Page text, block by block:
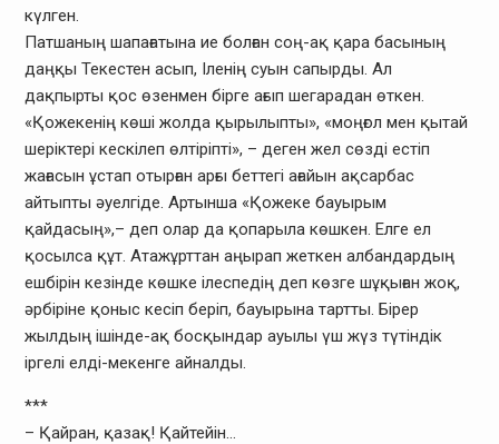
күлген.
Патшаның шапағатына ие болған соң-ақ қара басының
даңқы Текестен асып, Іленің суын сапырды. Ал
дақпырты қос өзенмен бірге ағып шегарадан өткен.
«Қожекенің көші жолда қырылыпты», «моңғол мен қытай
шеріктері кескілеп өлтіріпті», – деген жел сөзді естіп
жағасын ұстап отырған арғы беттегі ағайын ақсарбас
айтыпты әуелгіде. Артынша «Қожеке бауырым
қайдасың»,– деп олар да қопарыла көшкен. Елге ел
қосылса құт. Атажұрттан аңырап жеткен албандардың
ешбірін кезінде көшке ілеспедің деп көзге шұқыған жоқ,
әрбіріне қоныс кесіп беріп, бауырына тартты. Бірер
жылдың ішінде-ақ босқындар ауылы үш жүз түтіндік
іргелі елді-мекенге айналды.
***
– Қайран, қазақ! Қайтейін…